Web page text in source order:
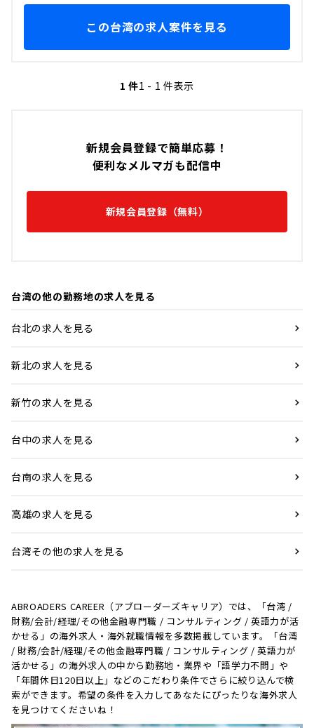
新規会員登録で簡単応募！
便利なメルマガも配信中
新規会員登録（無料）
台湾の他の勤務地の求人を見る
台北の求人を見る
新北の求人を見る
新竹の求人を見る
台中の求人を見る
台南の求人を見る
高雄の求人を見る
台湾その他の求人を見る
ABROADERS CAREER（アブローダーズキャリア）では、「台湾 /
財務/会計/経理/その他金融専門職 / コンサルティング / 英語力が活
かせる」の海外求人・海外就職情報を多数掲載しています。「台湾
/ 財務/会計/経理/その他金融専門職 / コンサルティング / 英語力が
活かせる」の海外求人の中から勤務地・業界や「語学力不問」や
「年間休日120日以上」などのこだわり条件でさらに絞り込んで検
索ができます。希望の条件を入力してあなたにぴったりな海外求人
を見つけてくださいね！
この台湾の求人案件を見る
1 件1 - 1 件表示